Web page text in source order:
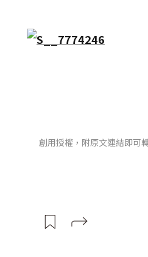
創用授權，附原文連結即可